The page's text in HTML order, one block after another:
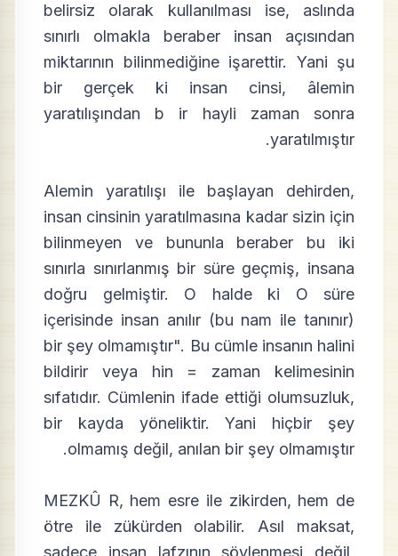
belirsiz olarak kullanılması ise, aslında
sınırlı olmakla beraber insan açısından
miktarının bilinmediğine işarettir. Yani şu
bir gerçek ki insan cinsi, âlemin
yaratılışından b ir hayli zaman sonra
yaratılmıştır.
Alemin yaratılışı ile başlayan dehirden,
insan cinsinin yaratılmasına kadar sizin için
bilinmeyen ve bununla beraber bu iki
sınırla sınırlanmış bir süre geçmiş, insana
doğru gelmiştir. O halde ki O süre
içerisinde insan anılır (bu nam ile tanınır)
bir şey olmamıştır". Bu cümle insanın halini
bildirir veya hin = zaman kelimesinin
sıfatıdır. Cümlenin ifade ettiği olumsuzluk,
bir kayda yöneliktir. Yani hiçbir şey
olmamış değil, anılan bir şey olmamıştır.
MEZKÛ R, hem esre ile zikirden, hem de
ötre ile zükürden olabilir. Asıl maksat,
sadece insan lafzının söylenmesi değil,